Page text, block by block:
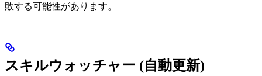
敗する可能性があります。
スキルウォッチャー (自動更新)